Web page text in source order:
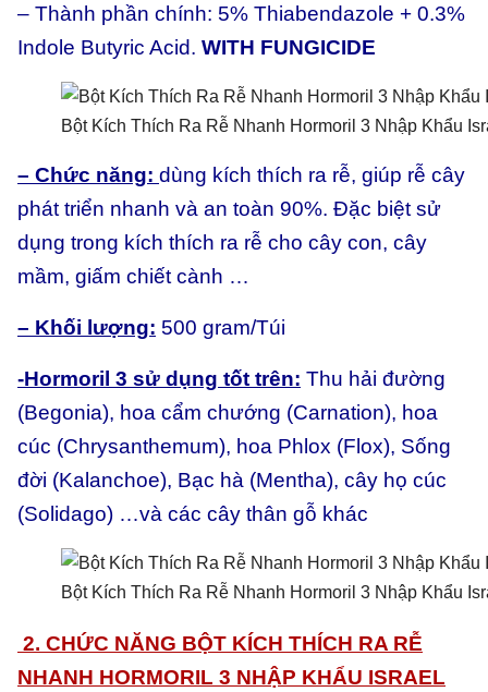
– Thành phần chính: 5% Thiabendazole + 0.3%
Indole Butyric Acid. WITH FUNGICIDE
Bột Kích Thích Ra Rễ Nhanh Hormoril 3 Nhập Khẩu
– Chức năng: dùng kích thích ra rễ, giúp rễ cây
phát triển nhanh và an toàn 90%. Đặc biệt sử
dụng trong kích thích ra rễ cho cây con, cây
mầm, giấm chiết cành …
– Khối lượng: 500 gram/Túi
-Hormoril 3 sử dụng tốt trên: Thu hải đường
(Begonia), hoa cẩm chướng (Carnation), hoa
cúc (Chrysanthemum), hoa Phlox (Flox), Sống
đời (Kalanchoe), Bạc hà (Mentha), cây họ cúc
(Solidago) …và các cây thân gỗ khác
Bột Kích Thích Ra Rễ Nhanh Hormoril 3 Nhập Khẩu
2. CHỨC NĂNG BỘT KÍCH THÍCH RA RỄ
NHANH HORMORIL 3 NHẬP KHẨU ISRAEL